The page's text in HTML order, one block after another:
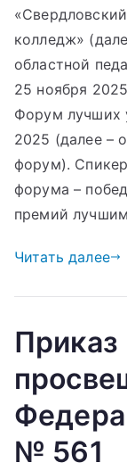
колледж»
областной
25 ноября
Форум лучших
2025 (далее –
форум).
форума –
премий
Читать далее
№ 561